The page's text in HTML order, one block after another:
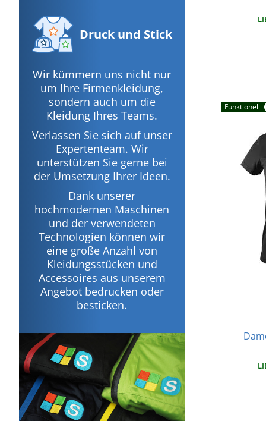
Druck und Stick
Wir kümmern uns nicht nur
um Ihre Firmenkleidung,
sondern auch um die
Kleidung Ihres Teams.
Verlassen Sie sich auf unser
Expertenteam. Wir
unterstützen Sie gerne bei
der Umsetzung Ihrer Ideen.
Dank unserer
hochmodernen Maschinen
und der verwendeten
Technologien können wir
eine große Anzahl von
Kleidungsstücken und
Accessoires aus unserem
Angebot bedrucken oder
besticken.
Funktionell